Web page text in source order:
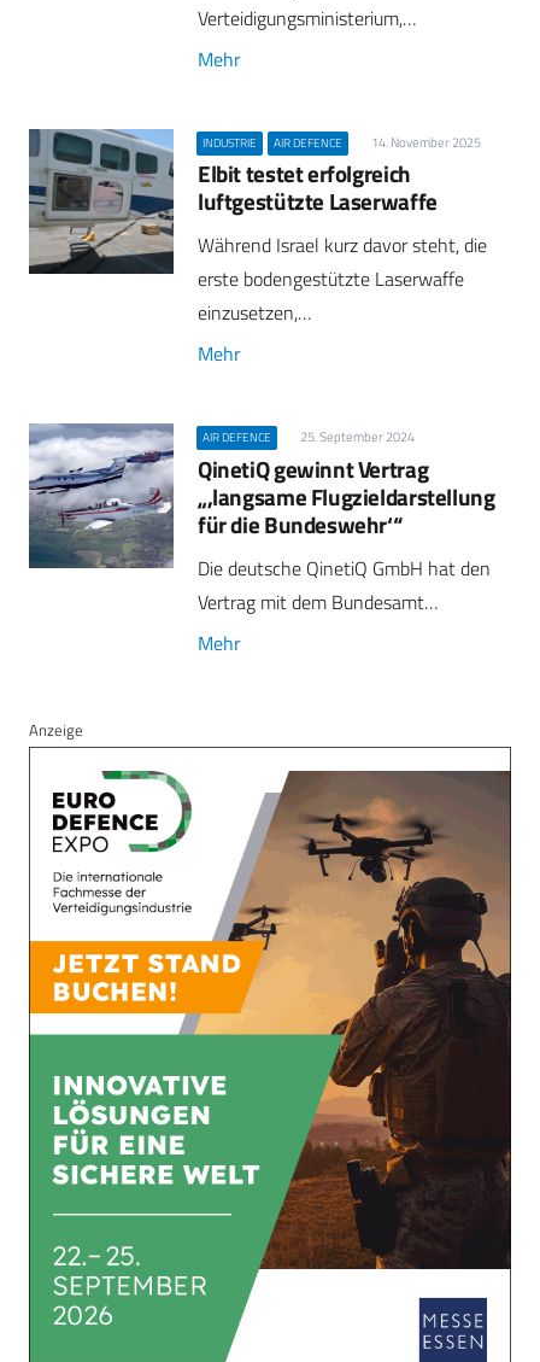
Verteidigungsministerium,…
Mehr
INDUSTRIE AIR DEFENCE 14. November 2025
Elbit testet erfolgreich
luftgestützte Laserwaffe
Während Israel kurz davor steht, die
erste bodengestützte Laserwaffe
einzusetzen,…
Mehr
AIR DEFENCE 25. September 2024
QinetiQ gewinnt Vertrag
„,langsame Flugzieldarstellung
für die Bundeswehr‘“
Die deutsche QinetiQ GmbH hat den
Vertrag mit dem Bundesamt…
Mehr
Anzeige